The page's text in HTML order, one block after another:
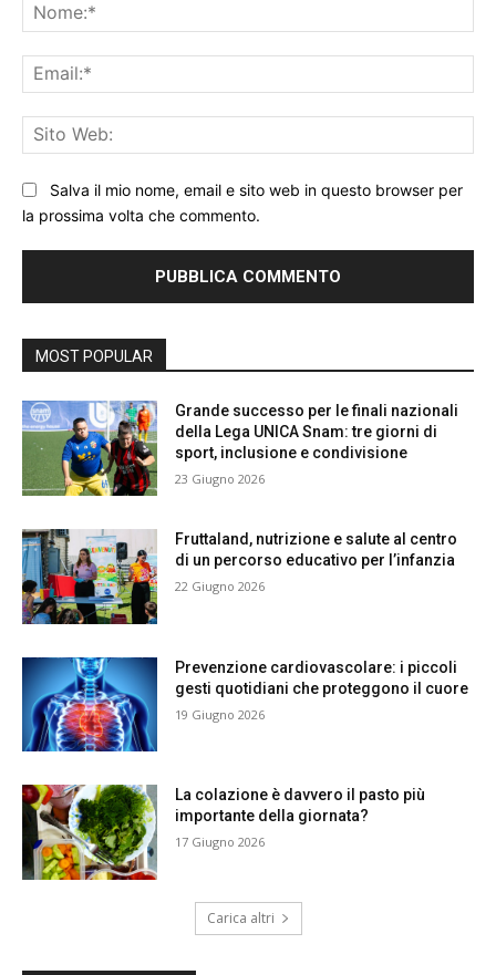
Salva il mio nome, email e sito web in questo browser per
la prossima volta che commento.
MOST POPULAR
Grande successo per le finali nazionali
della Lega UNICA Snam: tre giorni di
sport, inclusione e condivisione
23 Giugno 2026
Fruttaland, nutrizione e salute al centro
di un percorso educativo per l’infanzia
22 Giugno 2026
Prevenzione cardiovascolare: i piccoli
gesti quotidiani che proteggono il cuore
19 Giugno 2026
La colazione è davvero il pasto più
importante della giornata?
17 Giugno 2026
Carica altri